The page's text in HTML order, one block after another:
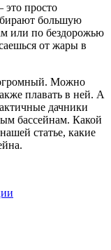
это просто
большую
или по бездорожью
от жары в
Можно
плавать в ней. А
дачники
бассейнам. Какой
статье, какие